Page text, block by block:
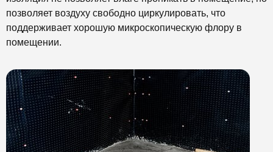
позволяет воздуху свободно циркулировать, что
поддерживает хорошую микроскопическую флору в
помещении.